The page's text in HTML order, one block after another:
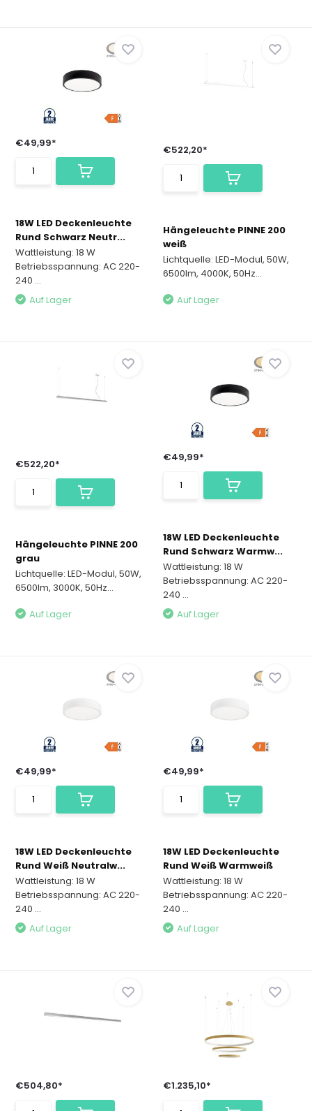
€49,99*
18W LED Deckenleuchte
Rund Schwarz Neutr...
Wattleistung: 18 W
Betriebsspannung: AC 220-
240 ...
Auf Lager
€522,20*
Hängeleuchte PINNE 200
weiß
Lichtquelle: LED-Modul, 50W,
6500lm, 4000K, 50Hz...
Auf Lager
€522,20*
Hängeleuchte PINNE 200
grau
Lichtquelle: LED-Modul, 50W,
6500lm, 3000K, 50Hz...
Auf Lager
€49,99*
18W LED Deckenleuchte
Rund Schwarz Warmw...
Wattleistung: 18 W
Betriebsspannung: AC 220-
240 ...
Auf Lager
€49,99*
18W LED Deckenleuchte
Rund Weiß Neutralw...
Wattleistung: 18 W
Betriebsspannung: AC 220-
240 ...
Auf Lager
€49,99*
18W LED Deckenleuchte
Rund Weiß Warmweiß
Wattleistung: 18 W
Betriebsspannung: AC 220-
240 ...
Auf Lager
€504,80* €1.235,10*